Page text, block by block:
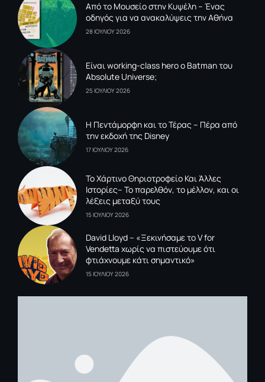
Από το Μουσείο στην Κυψέλη – Ένας
οδηγός για να ανακαλύψεις την Αθήνα
28 ΙΟΥΛΙΟΥ 2026
Είναι working-class hero ο Batman του
Absolute Universe;
25 ΙΟΥΛΙΟΥ 2026
Η Πεντάμορφη και το Τέρας – Πέρα από
την εκδοχή της Disney
17 ΙΟΥΛΙΟΥ 2026
To Xάρτινο Θηριοτροφείο Και Άλλες
Ιστορίες– Το παρελθόν, το μέλλον, και οι
λέξεις μεταξύ τους
15 ΙΟΥΛΙΟΥ 2026
David Lloyd – «Ξεκινήσαμε το V for
Vendetta χωρίς να πιστεύουμε ότι
φτιάχνουμε κάτι σημαντικό»
15 ΙΟΥΛΙΟΥ 2026